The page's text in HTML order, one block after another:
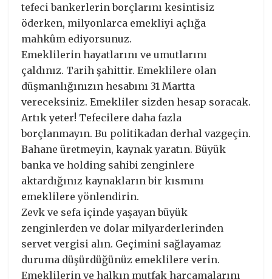
tefeci bankerlerin borçlarını kesintisiz
öderken, milyonlarca emekliyi açlığa
mahkûm ediyorsunuz.
Emeklilerin hayatlarını ve umutlarını
çaldınız. Tarih şahittir. Emeklilere olan
düşmanlığınızın hesabını 31 Martta
vereceksiniz. Emekliler sizden hesap soracak.
Artık yeter! Tefecilere daha fazla
borçlanmayın. Bu politikadan derhal vazgeçin.
Bahane üretmeyin, kaynak yaratın. Büyük
banka ve holding sahibi zenginlere
aktardığınız kaynakların bir kısmını
emeklilere yönlendirin.
Zevk ve sefa içinde yaşayan büyük
zenginlerden ve dolar milyarderlerinden
servet vergisi alın. Geçimini sağlayamaz
duruma düşürdüğünüz emeklilere verin.
Emeklilerin ve halkın mutfak harcamalarını